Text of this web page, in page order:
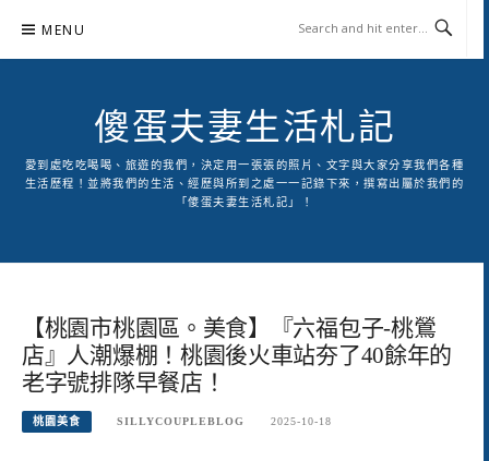
content
MENU
傻蛋夫妻生活札記
愛到處吃吃喝喝、旅遊的我們，決定用一張張的照片、文字與大家分享我們各種
生活歷程！並將我們的生活、經歷與所到之處一一記錄下來，撰寫出屬於我們的
「傻蛋夫妻生活札記」！
【桃園市桃園區。美食】『六福包子-桃鶯
店』人潮爆棚！桃園後火車站夯了40餘年的
老字號排隊早餐店！
桃園美食 SILLYCOUPLEBLOG 2025-10-18